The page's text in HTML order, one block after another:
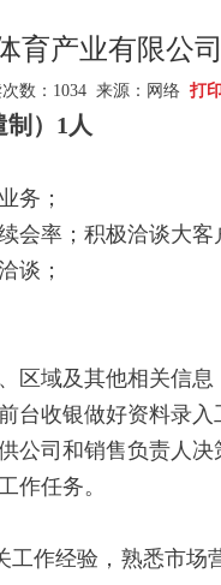
育产业有限公
数： 1034 来源：网络 打
）1人
务；
会率；积极洽谈大客
谈；
区域及其他相关信息
台收银做好资料录入
公司和销售负责人决
作任务。
作经验，熟悉市